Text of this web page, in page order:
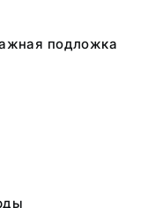
подложка